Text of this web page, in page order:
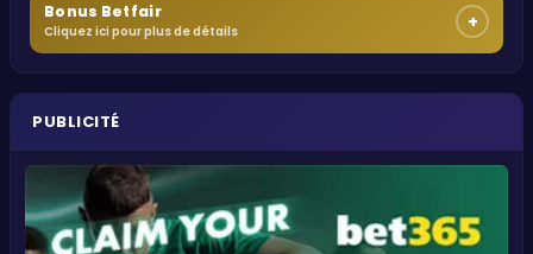
Bonus Betfair
Cliquez ici pour plus de détails +
PUBLICITÉ